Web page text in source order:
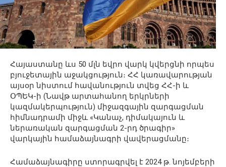
Հայաստանը ևս 50 մլն եվրո վարկ կվերցնի որպես
բյուջետային աջակցություն։ ՀՀ կառավարության
այսօր նիստում հավանություն տվեց ՀՀ-ի և
ՕՊԵԿ-ի (Նավթ արտահանող երկրների
կազմակերպություն) միջազգային զարգացման
հիմնադրամի միջև «Կանաչ, դիմակայուն և
ներառական զարգացման 2-րդ ծրագիր»
վարկային համաձայնագրի վավերացմանը։
Համաձայնագիրը ստորագրվել է 2024 թ. նոյեմբերի